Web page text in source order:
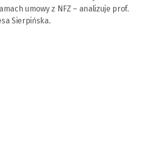
umowy z NFZ – analizuje prof.
Sierpińska.